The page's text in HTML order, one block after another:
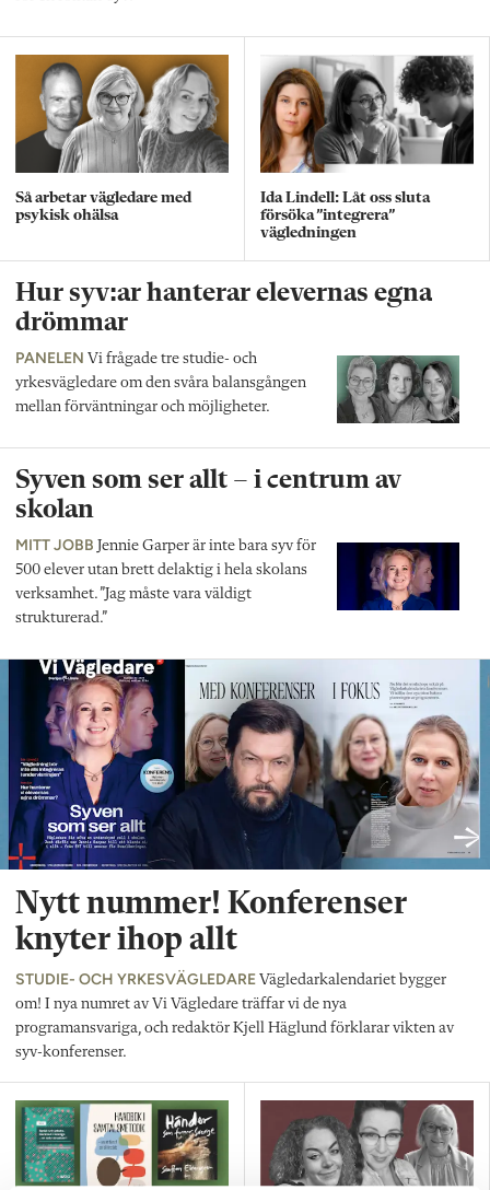
Så arbetar vägledare med
psykisk ohälsa
Ida Lindell: Låt oss sluta
försöka ”integrera”
vägledningen
Hur syv:ar hanterar elevernas egna
drömmar
PANELEN Vi frågade tre studie- och
yrkesvägledare om den svåra balansgången
mellan förväntningar och möjligheter.
Syven som ser allt – i centrum av
skolan
MITT JOBB Jennie Garper är inte bara syv för
500 elever utan brett delaktig i hela skolans
verksamhet. ”Jag måste vara väldigt
strukturerad.”
Nytt nummer! Konferenser
knyter ihop allt
STUDIE- OCH YRKESVÄGLEDARE Vägledarkalendariet bygger
om! I nya numret av Vi Vägledare träffar vi de nya
programansvariga, och redaktör Kjell Häglund förklarar vikten av
syv-konferenser.